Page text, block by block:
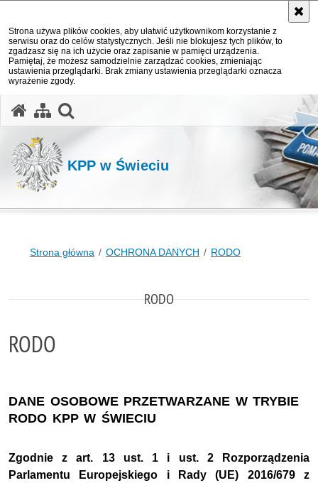
Strona używa plików cookies, aby ułatwić użytkownikom korzystanie z
serwisu oraz do celów statystycznych. Jeśli nie blokujesz tych plików, to
zgadzasz się na ich użycie oraz zapisanie w pamięci urządzenia.
Pamiętaj, że możesz samodzielnie zarządzać cookies, zmieniając
ustawienia przeglądarki. Brak zmiany ustawienia przeglądarki oznacza
wyrażenie zgody.
KPP w Świeciu
Strona główna OCHRONA DANYCH RODO
RODO
RODO
DANE OSOBOWE PRZETWARZANE W TRYBIE
RODO KPP W ŚWIECIU
Zgodnie z art. 13 ust. 1 i ust. 2 Rozporządzenia
Parlamentu Europejskiego i Rady (UE) 2016/679 z